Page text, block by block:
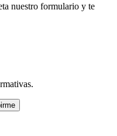
nuestro formulario y te